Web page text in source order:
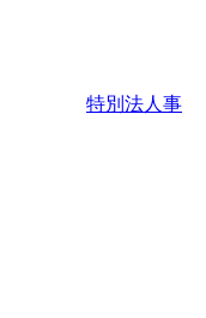
特別法人事